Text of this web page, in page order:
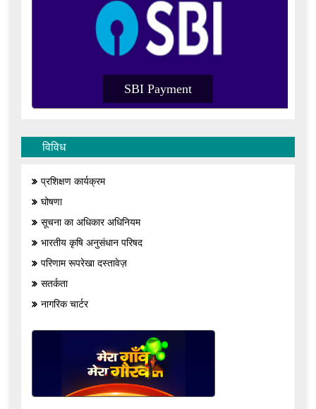
SBI Payment
विविध
प्रशिक्षण कार्यक्रम
घोषणा
सूचना का अधिकार अधिनियम
भारतीय कृषि अनुसंधान परिषद
परिणाम रूपरेखा दस्तावेज़
सतर्कता
नागरिक चार्टर